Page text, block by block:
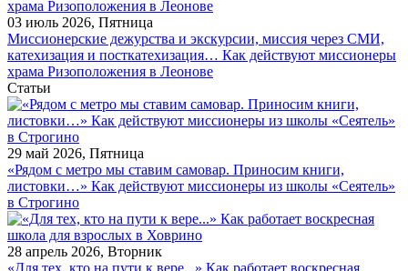
03 июль 2026, Пятница
Миссионерские дежурства и экскурсии, миссия через СМИ,
катехизация и посткатехизация… Как действуют миссионеры
храма Ризоположения в Леонове
Статьи
29 май 2026, Пятница
«Рядом с метро мы ставим самовар. Приносим книги,
листовки…» Как действуют миссионеры из школы «Сеятель»
в Строгино
28 апрель 2026, Вторник
«Для тех, кто на пути к вере...» Как работает воскресная